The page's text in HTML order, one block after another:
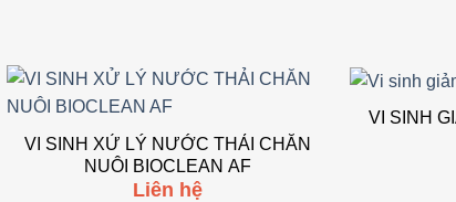
Add to wishlist
VI SINH XỬ LÝ NƯỚC THẢI CHĂN
NUÔI BIOCLEAN AF
Liên hệ
VI SINH